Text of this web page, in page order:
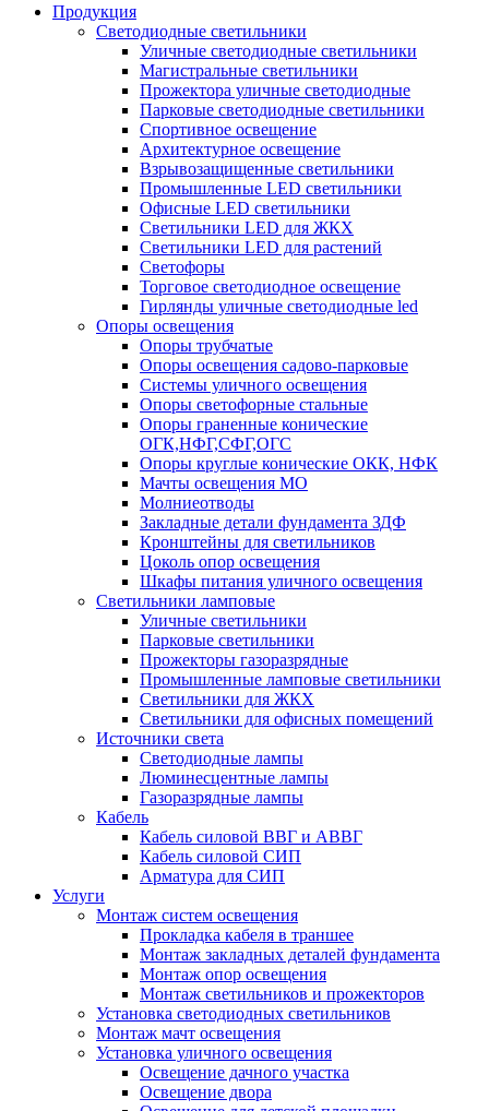
Продукция
Светодиодные светильники
Уличные светодиодные светильники
Магистральные светильники
Прожектора уличные светодиодные
Парковые светодиодные светильники
Спортивное освещение
Архитектурное освещение
Взрывозащищенные светильники
Промышленные LED светильники
Офисные LED светильники
Cветильники LED для ЖКХ
Светильники LED для растений
Светофоры
Торговое светодиодное освещение
Гирлянды уличные светодиодные led
Опоры освещения
Опоры трубчатые
Опоры освещения садово-парковые
Системы уличного освещения
Опоры светофорные стальные
Опоры граненные конические
ОГК,НФГ,СФГ,ОГС
Опоры круглые конические ОКК, НФК
Мачты освещения МО
Молниеотводы
Закладные детали фундамента ЗДФ
Кронштейны для светильников
Цоколь опор освещения
Шкафы питания уличного освещения
Светильники ламповые
Уличные светильники
Парковые светильники
Прожекторы газоразрядные
Промышленные ламповые светильники
Светильники для ЖКХ
Светильники для офисных помещений
Источники света
Светодиодные лампы
Люминесцентные лампы
Газоразрядные лампы
Кабель
Кабель силовой ВВГ и АВВГ
Кабель силовой СИП
Арматура для СИП
Услуги
Монтаж систем освещения
Прокладка кабеля в траншее
Монтаж закладных деталей фундамента
Монтаж опор освещения
Монтаж светильников и прожекторов
Установка светодиодных светильников
Монтаж мачт освещения
Установка уличного освещения
Освещение дачного участка
Освещение двора